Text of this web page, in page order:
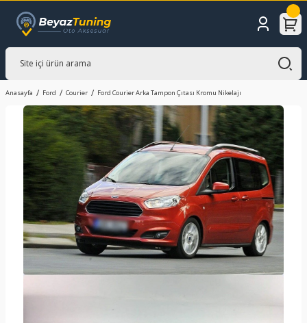
Anasayfa Ford Courier Ford Courier Arka Tampon Çıtası Kromu Nikelajı